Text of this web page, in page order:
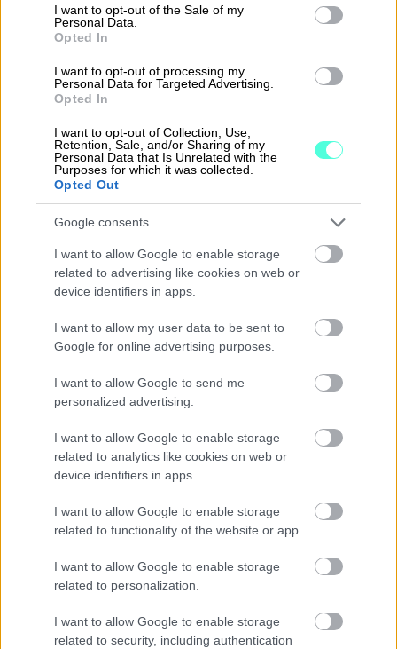
consent section.
I want to opt-out of the Sale of my
Personal Data.
Opted In
I want to opt-out of processing my
Personal Data for Targeted Advertising.
Opted In
I want to opt-out of Collection, Use,
Retention, Sale, and/or Sharing of my
Personal Data that Is Unrelated with the
Purposes for which it was collected.
Opted Out
Google consents
I want to allow Google to enable storage
related to advertising like cookies on web or
device identifiers in apps.
I want to allow my user data to be sent to
Google for online advertising purposes.
I want to allow Google to send me
personalized advertising.
I want to allow Google to enable storage
related to analytics like cookies on web or
device identifiers in apps.
I want to allow Google to enable storage
related to functionality of the website or app.
I want to allow Google to enable storage
related to personalization.
I want to allow Google to enable storage
related to security, including authentication
Keikkalaskuri
keikan tai reitin oikea hintataso ja kannattavuus.
Kalustonhallinta
Kerää kaikki ajoneuvodata samaan paikkaan,
yhdistetty reittisuunnitteluun, kaluston
kannattavuus- ja käyttöasteraportit ja kulujen
hallinta.
Kuljetusalan erityispiirteiden mukaisesti tehty
työajan suunnittelu- ja seuranta.
Työvuorosuunnittelu yhdistettynä
reittisuunnitteluun. K ohdista parhaat kuljettajat
tehokkuutta. Driver App onmobiilisovellus, jolla voit
julkaista tulevat työvuorot suoraan sovellukseen,
uttaa kuljettajia työvuoron aikana ja pitää
kuljettajatajan tasalla suorituspalkkioista ja hoitaa